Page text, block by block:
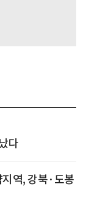
다
역, 강북·도봉